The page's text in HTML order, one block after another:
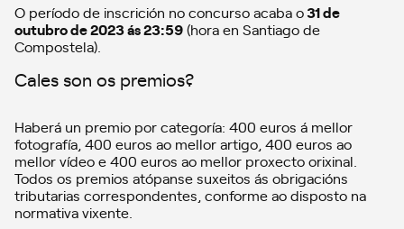
O período de inscrición no concurso acaba o31 de
outubro de 2023 ás 23:59(hora en Santiago de
Compostela).
Cales son os premios?
Haberá un premio por categoría: 400 euros á mellor
fotografía, 400 euros ao mellor artigo, 400 euros ao
mellor vídeo e 400 euros ao mellor proxecto orixinal.
Todos os premios atópanse suxeitos ás obrigacións
tributarias correspondentes, conforme ao disposto na
normativa vixente.